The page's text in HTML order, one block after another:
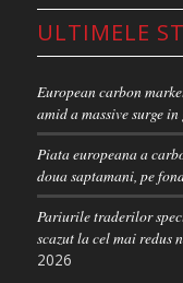
sesiunea de ieri,
jumatatea lunii
In acest context,
alimenteaza
ale carbonului ar
privind „o scutire
cand Regatul
emisii de
Guardian
ULTIMELE
European carbon
amid a massive surge in
Piata europeana a
doua saptamani, pe
Pariurile traderilor
scazut la cel mai redus
2026